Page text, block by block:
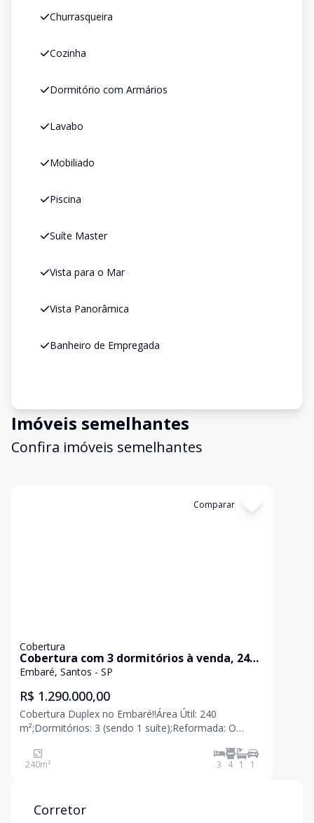
Churrasqueira
Cozinha
Dormitório com Armários
Lavabo
Mobiliado
Piscina
Suíte Master
Vista para o Mar
Vista Panorâmica
Banheiro de Empregada
Imóveis semelhantes
Confira imóveis semelhantes
Comparar
Cobertura
Cobertura com 3 dormitórios à venda, 240
m² por R$ 1.290.000,00 - Embaré - Santos/SP
Embaré, Santos - SP
R$ 1.290.000,00
Cobertura Duplex no Embaré!!Área Útil: 240
m²;Dormitórios: 3 (sendo 1 suíte);Reformada: O
Serviço: Com
240m² 3 4 1 1
Corretor